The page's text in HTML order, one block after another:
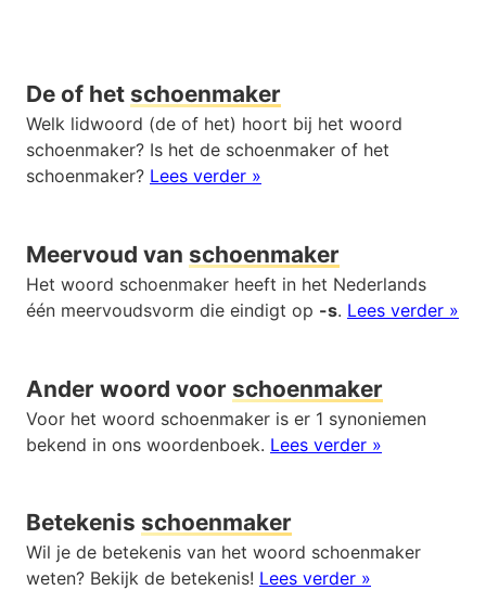
De of het schoenmaker
Welk lidwoord (de of het) hoort bij het woord
schoenmaker? Is het de schoenmaker of het
schoenmaker? Lees verder »
Meervoud van schoenmaker
Het woord schoenmaker heeft in het Nederlands
één meervoudsvorm die eindigt op -s. Lees verder »
Ander woord voor schoenmaker
Voor het woord schoenmaker is er 1 synoniemen
bekend in ons woordenboek. Lees verder »
Betekenis schoenmaker
Wil je de betekenis van het woord schoenmaker
weten? Bekijk de betekenis! Lees verder »